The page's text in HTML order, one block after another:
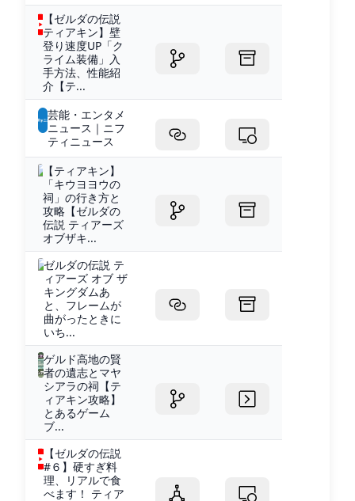
【ゼルダの伝説
ティアキン】壁
登り速度UP「ク
ライム装備」入
手方法、性能紹
介【テ...
芸能・エンタメ
ニュース｜ニフ
ティニュース
【ティアキン】
「キウヨヨウの
祠」の行き方と
攻略【ゼルダの
伝説 ティアーズ
オブザキ...
ゼルダの伝説 テ
ィアーズ オブ ザ
キングダムあ
と、フレームが
曲がったときに
いち...
ゲルド高地の賢
者の遺志とマヤ
シアラの祠【テ
ィアキン攻略】
とあるゲーム
ブ...
【ゼルダの伝説
#６】硬すぎ料
理、リアルで食
べます！ ティア